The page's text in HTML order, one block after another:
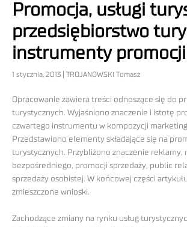
Promocja, usługi
przedsiębiorstwo
instrumenty promocji
1 stycznia, 2013 | TROJANOWSKI Tomasz
Opracowanie zawiera treści odnoszące się do
turystycznych. Wyjaśniono znaczenie i istotę
czwartego instrumentu w kompozycji
Przedstawiono elementy składające się na
turystycznych. Przybliżono znaczenie reklamy,
bezpośredniego, promocji sprzedaży, public
sprzedaży osobistej. W końcowej części
zmieszczone wnioski.
Zachodzące zmiany na rynku usług